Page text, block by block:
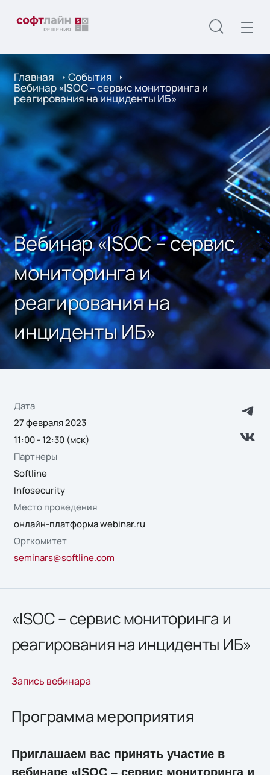
Главная События
Вебинар «ISOC – сервис мониторинга и
реагирования на инциденты ИБ»
Вебинар «ISOC – сервис
мониторинга и
реагирования на
инциденты ИБ»
Дата
27 февраля 2023
11:00 - 12:30 (мск)
Партнеры
Softline
Infosecurity
Место проведения
онлайн-платформа webinar.ru
Оргкомитет
seminars@softline.com
«ISOC – сервис мониторинга и
реагирования на инциденты ИБ»
Запись вебинара
Программа мероприятия
Приглашаем вас принять участие в
вебинаре «ISOC – сервис мониторинга и